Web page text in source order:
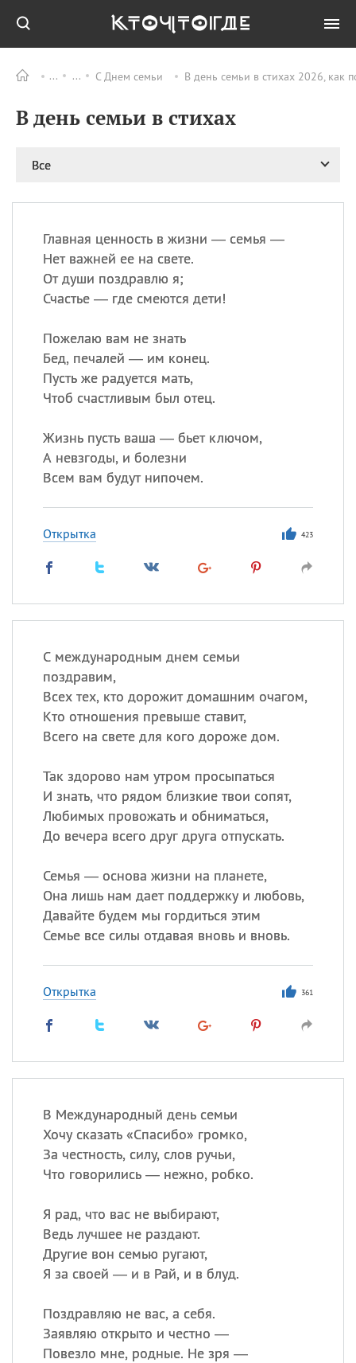
С Днем семьи В день семьи в стихах 2026, как
В день семьи в стихах
Все
Главная ценность в жизни — семья —
Нет важней ее на свете.
От души поздравлю я;
Счастье — где смеются дети!
Пожелаю вам не знать
Бед, печалей — им конец.
Пусть же радуется мать,
Чтоб счастливым был отец.
Жизнь пусть ваша — бьет ключом,
А невзгоды, и болезни
Всем вам будут нипочем.
Открытка 423
С международным днем семьи
поздравим,
Всех тех, кто дорожит домашним очагом,
Кто отношения превыше ставит,
Всего на свете для кого дороже дом.
Так здорово нам утром просыпаться
И знать, что рядом близкие твои сопят,
Любимых провожать и обниматься,
До вечера всего друг друга отпускать.
Семья — основа жизни на планете,
Она лишь нам дает поддержку и любовь,
Давайте будем мы гордиться этим
Семье все силы отдавая вновь и вновь.
Открытка 361
В Международный день семьи
Хочу сказать «Спасибо» громко,
За честность, силу, слов ручьи,
Что говорились — нежно, робко.
Я рад, что вас не выбирают,
Ведь лучшее не раздают.
Другие вон семью ругают,
Я за своей — и в Рай, и в блуд.
Поздравляю не вас, а себя.
Заявляю открыто и честно —
Повезло мне, родные. Не зря —
ПРАЗДНИКИ Все
09.08 День памяти жертв
09.08
День Дымняшки
(Smokey Bear Day)
ИМЕНА
Сегодня празднуют именины
Сергей, Теодор,
Посмотреть значение
происхождение